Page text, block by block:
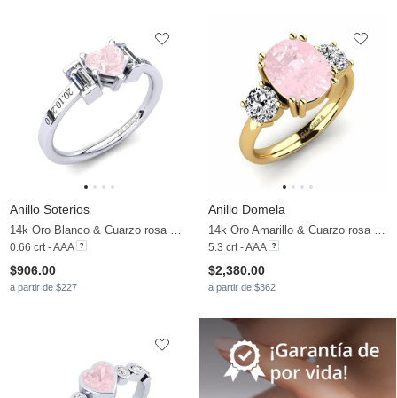
Anillo Soterios
0.66 crt - AAA
$906.00
a partir de $227
Anillo Domela
5.3 crt - AAA
$2,380.00
a partir de $362